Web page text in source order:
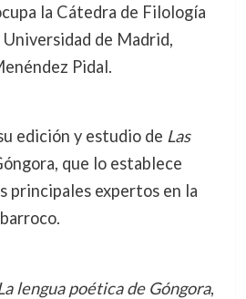
la Cátedra de Filología
Universidad de Madrid,
Pidal.
edición y estudio de Las
que lo establece
principales expertos en la
lengua poética de Góngora,